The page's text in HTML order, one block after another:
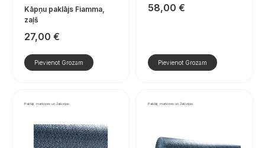
Kāpņu paklājs Fiamma,
zaļš
27,00 €
Pievienot Grozam
58,00 €
Pievienot Grozam
Paklāji, markīzes un žalūzijas Paklāji, markīzes un žalūzijas